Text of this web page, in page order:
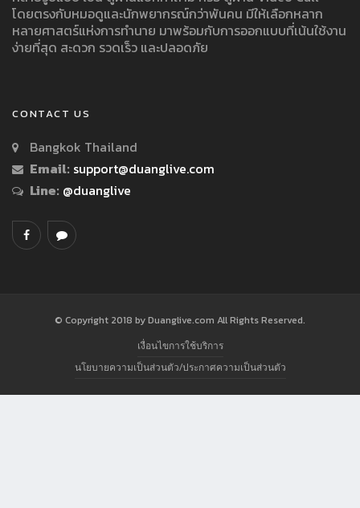
โดยตรงกับหมอดูและนักพยากรณ์กว่าพันคน มีให้เลือกหลาก
หลายศาสตร์แห่งการทำนาย มาพร้อมกับการออกแบบที่เน้นใช้งาน
ง่ายที่สุด สะดวก รวดเร็ว และปลอดภัย
CONTACT US
Bangkok Thailand
Email: support@duanglive.com
Line: @duanglive
© Copyright 2018 by Duanglive.com All Rights Reserved.
เงื่อนไขการใช้บริการ
นโยบายความเป็นส่วนตัว/ประกาศความเป็นส่วนตัว